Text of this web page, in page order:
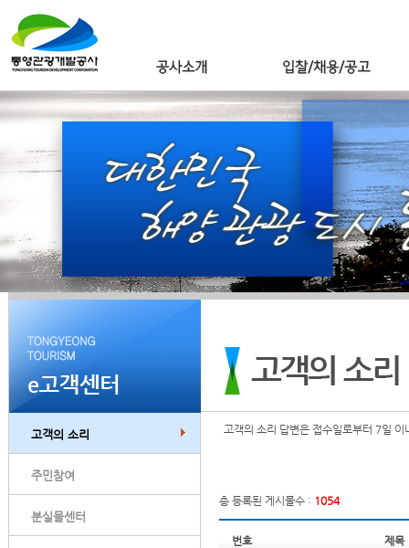
고객의 소리
주민참여
분실물센터
고객의 소리 답변은 접수일로부터 7일
총 등록된 게시물수 : 1054
번호 제목